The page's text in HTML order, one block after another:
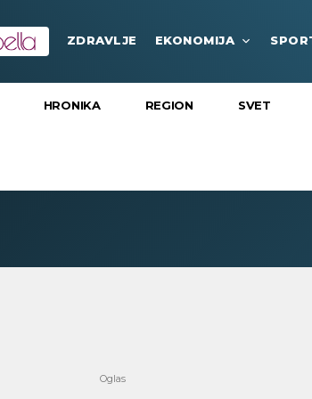
ZDRAVLJE EKONOMIJA
HRONIKA REGION SVET